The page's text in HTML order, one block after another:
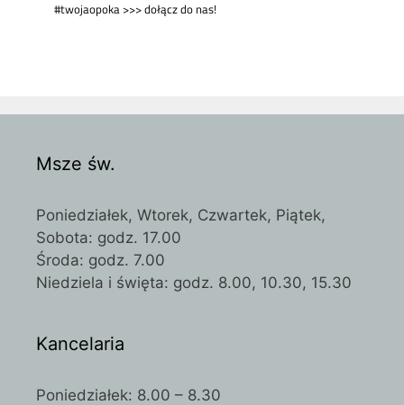
Msze św.
Poniedziałek, Wtorek, Czwartek, Piątek,
Sobota: godz. 17.00
Środa: godz. 7.00
Niedziela i święta: godz. 8.00, 10.30, 15.30
Kancelaria
Poniedziałek: 8.00 – 8.30